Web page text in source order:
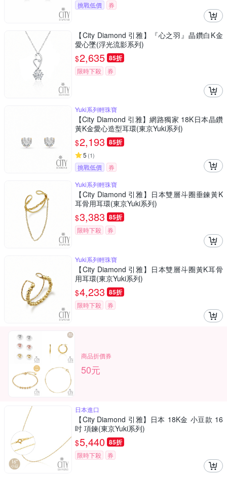
挑戰低價 券
【City Diamond 引雅】『心之羽』晶鑽白K金
愛心墜(浮光流影系列)
$2,635 85折
限時下殺 券
Yuki系列輕珠寶
【City Diamond 引雅】網路獨家 18K日本晶鑽
黃K金愛心造型耳環(東京Yuki系列)
$2,193 85折
5 (1)
挑戰低價
券
Yuki系列輕珠寶
【City Diamond 引雅】日本雙層斗圈垂鍊黃K
耳骨用耳環(東京Yuki系列)
$3,383 85折
限時下殺 券
Yuki系列輕珠寶
【City Diamond 引雅】日本雙層斗圈黃K耳骨
用耳環(東京Yuki系列)
$4,233 85折
限時下殺 券
商品折價券
50元
日本進口
【City Diamond 引雅】日本 18K金 小豆款 16
吋 項鍊(東京Yuki系列)
$5,440 85折
限時下殺 券